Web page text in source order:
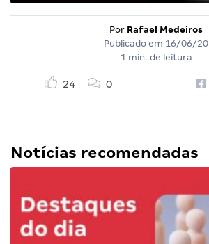
Por Rafael Medeiros
Publicado em 16/06/20
1 min. de leitura
24 0
Notícias recomendadas